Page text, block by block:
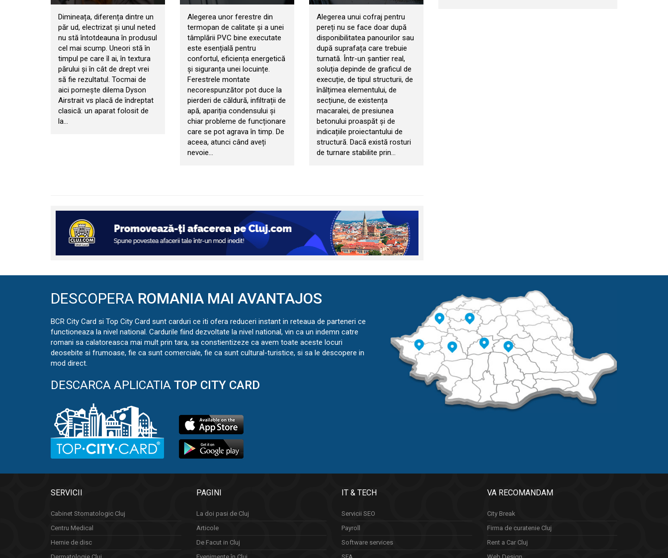
Dimineața, diferența dintre un
păr ud, electrizat și unul neted
nu stă întotdeauna în produsul
cel mai scump. Uneori stă în
timpul pe care îl ai, în textura
părului și în cât de drept vrei
să fie rezultatul. Tocmai de
aici pornește dilema Dyson
Airstrait vs placă de îndreptat
clasică: un aparat folosit de
la…
Alegerea unor ferestre din
termopan de calitate și a unei
tâmplării PVC bine executate
este esențială pentru
confortul, eficiența energetică
și siguranța unei locuințe.
Ferestrele montate
necorespunzător pot duce la
pierderi de căldură, infiltrații de
apă, apariția condensului și
chiar probleme de funcționare
care se pot agrava în timp. De
aceea, atunci când aveți
nevoie…
Alegerea unui cofraj pentru
pereți nu se face doar după
disponibilitatea panourilor sau
după suprafața care trebuie
turnată. Într-un șantier real,
soluția depinde de graficul de
execuție, de tipul structurii, de
înălțimea elementului, de
secțiune, de existența
macaralei, de presiunea
betonului proaspăt și de
indicațiile proiectantului de
structură. Dacă există rosturi
de turnare stabilite prin…
DESCOPERA ROMANIA MAI AVANTAJOS
BCR City Card si Top City Card sunt carduri ce iti ofera reduceri instant in reteaua de parteneri ce
functioneaza la nivel national. Cardurile fiind dezvoltate la nivel national, vin ca un indemn catre
romani sa calatoreasca mai mult prin tara, sa constientizeze ca avem toate aceste locuri
deosebite si frumoase, fie ca sunt comerciale, fie ca sunt cultural-turistice, si sa le descopere in
mod direct.
DESCARCA APLICATIA TOP CITY CARD
SERVICII
Cabinet Stomatologic Cluj
Centru Medical
Hernie de disc
PAGINI
La doi pasi de Cluj
Articole
De Facut in Cluj
IT & TECH
Servicii SEO
Payroll
Software services
VA RECOMANDAM
City Break
Firma de curatenie Cluj
Rent a Car Cluj